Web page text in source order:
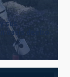
sus
oasis dentro